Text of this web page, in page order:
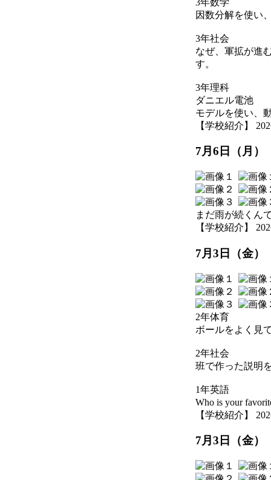
因数分解を使い
3年社会
なぜ、軍拡が進
す。
3年理科
ダニエル電池
モデルを使い、
【学校紹介】
7月6日（月
まだ雨が続くん
【学校紹介】
7月3日（金
2年体育
ボールをよく見
2年社会
班で作った説明
1年英語
Who is your
【学校紹介】
7月3日（金